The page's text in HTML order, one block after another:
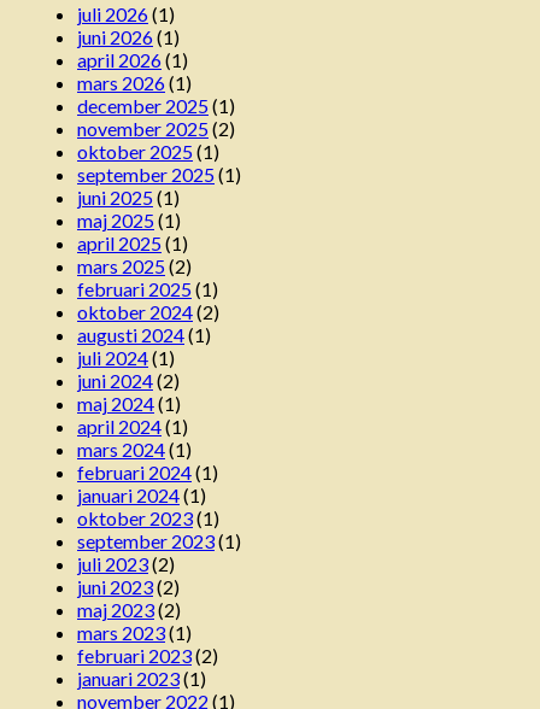
juli 2026(1)
juni 2026(1)
april 2026(1)
mars 2026(1)
december 2025(1)
november 2025(2)
oktober 2025(1)
september 2025(1)
juni 2025(1)
maj 2025(1)
april 2025(1)
mars 2025(2)
februari 2025(1)
oktober 2024(2)
augusti 2024(1)
juli 2024(1)
juni 2024(2)
maj 2024(1)
april 2024(1)
mars 2024(1)
februari 2024(1)
januari 2024(1)
oktober 2023(1)
september 2023(1)
juli 2023(2)
juni 2023(2)
maj 2023(2)
mars 2023(1)
februari 2023(2)
januari 2023(1)
november 2022 (1)